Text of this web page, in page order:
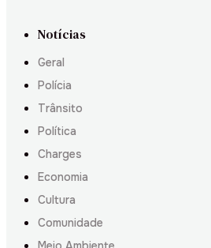
Notícias
Geral
Polícia
Trânsito
Política
Charges
Economia
Cultura
Comunidade